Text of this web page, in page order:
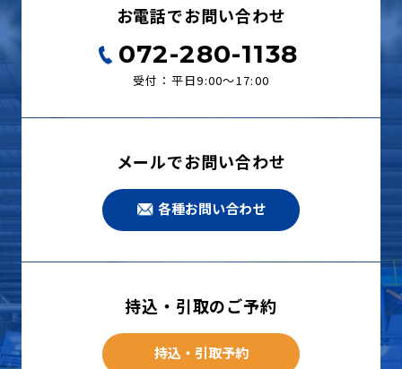
お電話でお問い合わせ
072-280-1138
受付：平日9:00〜17:00
メールでお問い合わせ
各種お問い合わせ
持込・引取のご予約
持込・引取予約